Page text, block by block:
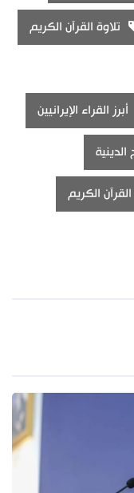
تلاوة القرآن الكريم
أبرز القراء الإيرانيين
الدينية
القرآن الكريم